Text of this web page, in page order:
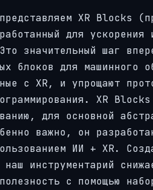
XR Blocks
для ускорения
значительный шаг
блоков для машинного
с XR, и упрощают
XR
для основной
важно, он
ИИ + XR.
инструментарий
с помощью